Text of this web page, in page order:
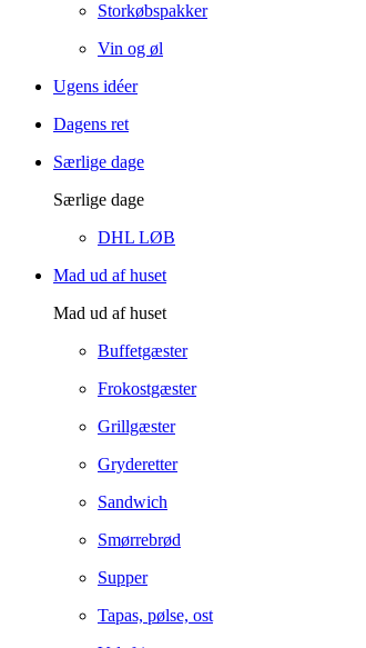
Storkøbspakker
Vin og øl
Ugens idéer
Dagens ret
Særlige dage
Særlige dage
DHL LØB
Mad ud af huset
Mad ud af huset
Buffetgæster
Frokostgæster
Grillgæster
Gryderetter
Sandwich
Smørrebrød
Supper
Tapas, pølse, ost